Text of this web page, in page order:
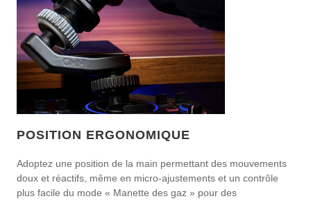
POSITION ERGONOMIQUE
Adoptez une position de la main permettant des mouvements
doux et réactifs, même en micro-ajustements et un contrôle
plus facile du mode « Manette des gaz » pour des